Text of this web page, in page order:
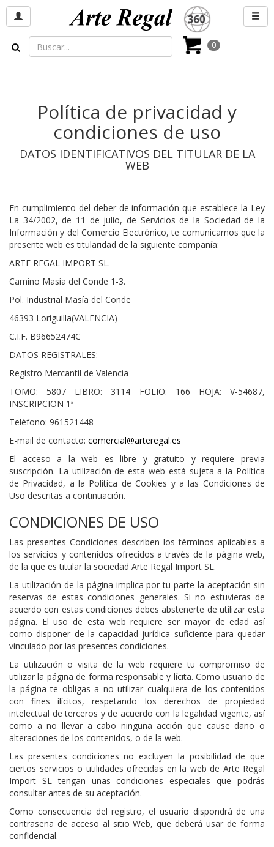
0
Política de privacidad y
condiciones de uso
DATOS IDENTIFICATIVOS DEL TITULAR DE LA
WEB
En cumplimiento del deber de información que establece la Ley
La 34/2002, de 11 de julio, de Servicios de la Sociedad de la
Información y del Comercio Electrónico, te comunicamos que la
presente web es titularidad de la siguiente compañía:
ARTE REGAL IMPORT SL.
Camino Masía del Conde 1-3.
Pol. Industrial Masía del Conde
46393 Loriguilla(VALENCIA)
C.I.F. B96652474C
DATOS REGISTRALES:
Registro Mercantil de Valencia
TOMO: 5807 LIBRO: 3114 FOLIO: 166 HOJA: V-54687,
INSCRIPCION 1ª
Teléfono: 961521448
E-mail de contacto: comercial@arteregal.es
El acceso a la web es libre y gratuito y requiere previa
suscripción. La utilización de esta web está sujeta a la Política
de Privacidad, a la Política de Cookies y a las Condiciones de
Uso descritas a continuación.
CONDICIONES DE USO
Las presentes Condiciones describen los términos aplicables a
los servicios y contenidos ofrecidos a través de la página web,
de la que es titular la sociedad Arte Regal Import SL.
La utilización de la página implica por tu parte la aceptación sin
reservas de estas condiciones generales. Si no estuvieras de
acuerdo con estas condiciones debes abstenerte de utilizar esta
página. El uso de esta web requiere ser mayor de edad así
como disponer de la capacidad jurídica suficiente para quedar
vinculado por las presentes condiciones.
La utilización o visita de la web requiere tu compromiso de
utilizar la página de forma responsable y lícita. Como usuario de
la página te obligas a no utilizar cualquiera de los contenidos
con fines ilícitos, respetando los derechos de propiedad
intelectual de terceros y de acuerdo con la legalidad vigente, así
como a no llevar a cabo ninguna acción que cause daño o
alteraciones de los contenidos, o de la web.
Las presentes condiciones no excluyen la posibilidad de que
ciertos servicios o utilidades ofrecidas en la web de Arte Regal
Import SL tengan unas condiciones especiales que podrás
consultar antes de su aceptación.
Como consecuencia del registro, el usuario dispondrá de una
contraseña de acceso al sitio Web, que deberá usar de forma
confidencial.